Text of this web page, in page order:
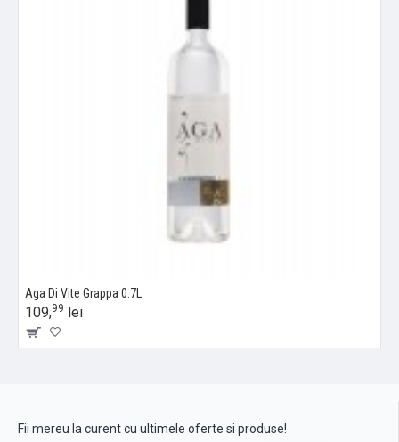
Aga Di Vite Grappa 0.7L
109,99 lei
Fii mereu la curent cu ultimele oferte si produse!